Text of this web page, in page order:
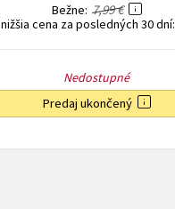
Bežne 7,99 €
cena za posledných 30 dní:
Nedostupné
Predaj ukončený